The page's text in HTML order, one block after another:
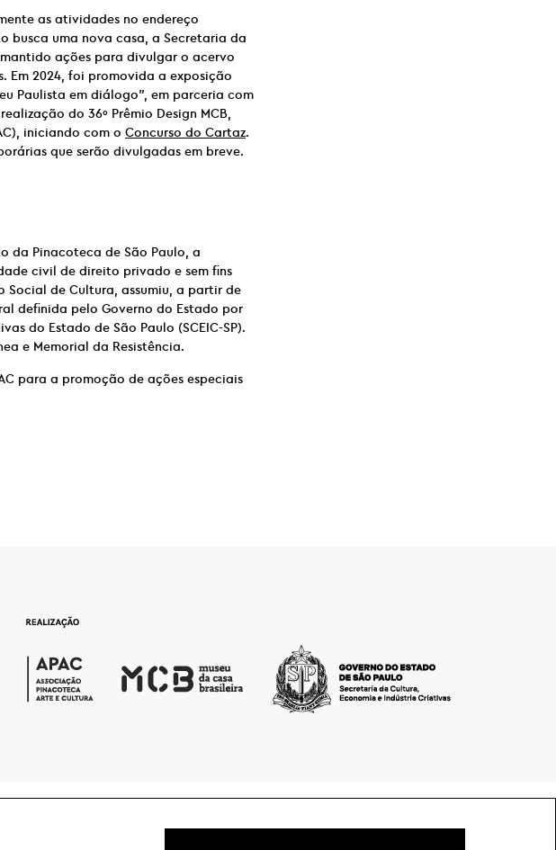
as atividades no endereço
busca uma nova casa, a Secretaria da
ações para divulgar o acervo
Em 2024, foi promovida a exposição
Paulista em diálogo”, em parceria com
do 36º Prêmio Design MCB,
iniciando com o Concurso do Cartaz.
que serão divulgadas em breve.
da Pinacoteca de São Paulo, a
civil de direito privado e sem fins
de Cultura, assumiu, a partir de
definida pelo Governo do Estado por
do Estado de São Paulo (SCEIC-SP).
e Memorial da Resistência.
para a promoção de ações especiais